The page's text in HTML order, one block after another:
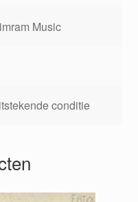
Music
conditie